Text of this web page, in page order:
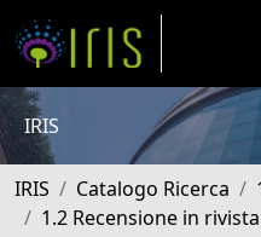
IRIS
IRIS Catalogo Ricerca
1.2 Recensione in rivista